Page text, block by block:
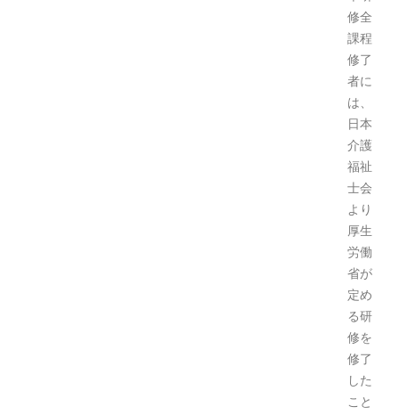
修全
課程
修了
者に
は、
日本
介護
福祉
士会
より
厚生
労働
省が
定め
る研
修を
修了
した
こと